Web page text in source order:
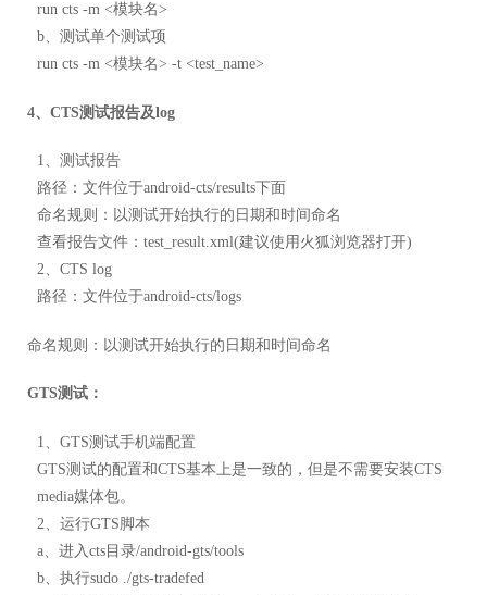
run cts -m <模块名>
b、测试单个测试项
run cts -m <模块名> -t <test_name>
4、CTS测试报告及log
1、测试报告
路径：文件位于android-cts/results下面
命名规则：以测试开始执行的日期和时间命名
查看报告文件：test_result.xml(建议使用火狐浏览器打开)
2、CTS log
路径：文件位于android-cts/logs
命名规则：以测试开始执行的日期和时间命名
GTS测试：
1、GTS测试手机端配置
GTS测试的配置和CTS基本上是一致的，但是不需要安装CTS
media媒体包。
2、运行GTS脚本
a、进入cts目录/android-gts/tools
b、执行sudo ./gts-tradefed